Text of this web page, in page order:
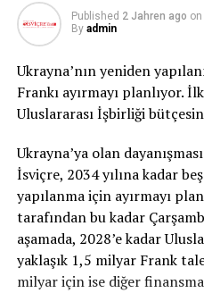
Published 2 Jahren ago on
By admin
Ukrayna’nın yeniden
Frankı ayırmayı planlıyor.
Uluslararası İşbirliği
Ukrayna’ya olan
İsviçre, 2034 yılına kadar
yapılanma için ayırmayı
tarafından bu kadar
aşamada, 2028’e kadar
yaklaşık 1,5 milyar Frank
milyar için ise diğer